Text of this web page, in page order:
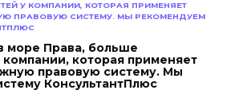
У КОМПАНИИ, КОТОРАЯ ПРИМЕНЯЕТ
ПРАВОВУЮ СИСТЕМУ. МЫ РЕКОМЕНДУЕМ
море Права, больше
которая применяет
правовую систему. Мы
КонсультантПлюс